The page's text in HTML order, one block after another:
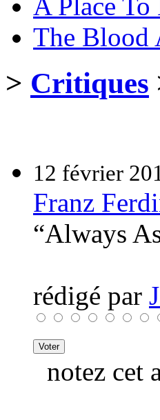
The Blood
> Critiques
12 février
Franz
“Always
rédigé par
notez cet